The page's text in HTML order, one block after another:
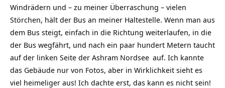
Windrädern und – zu meiner Überraschung – vielen
Störchen, hält der Bus an meiner Haltestelle. Wenn man aus
dem Bus steigt, einfach in die Richtung weiterlaufen, in die
der Bus wegfährt, und nach ein paar hundert Metern taucht
auf der linken Seite der Ashram Nordsee auf. Ich kannte
das Gebäude nur von Fotos, aber in Wirklichkeit sieht es
viel heimeliger aus! Ich dachte erst, das kann es nicht sein!